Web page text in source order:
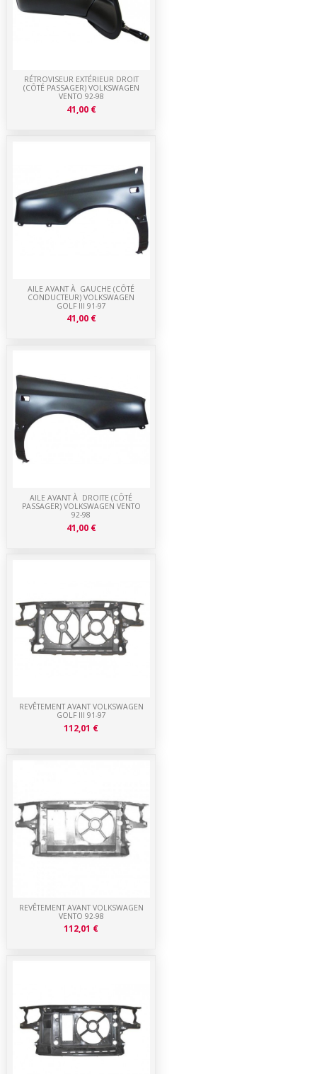
REVÊTEMENT AVANT VOLKSWAGEN
VENTO 92-98
112,01 €
REVÊTEMENT AVANT VOLKSWAGEN
GOLF III 91-97
112,01 €
AILE AVANT À DROITE (CÔTÉ
PASSAGER) VOLKSWAGEN VENTO
92-98
41,00 €
AILE AVANT À GAUCHE (CÔTÉ
CONDUCTEUR) VOLKSWAGEN
GOLF III 91-97
41,00 €
RÉTROVISEUR EXTÉRIEUR DROIT
(CÔTÉ PASSAGER) VOLKSWAGEN
VENTO 92-98
41,00 €